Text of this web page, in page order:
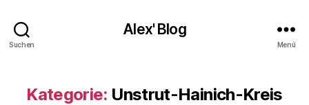
Suchen
Alex' Blog
Menü
Kategorie: Unstrut-Hainich-Kreis